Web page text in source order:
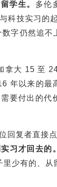
留学生。 多伦
科技实习的
字仍然追不
拿大 15 至
年以来的最
要付出的代
回复者直接点
习才回去的
里少有的、从